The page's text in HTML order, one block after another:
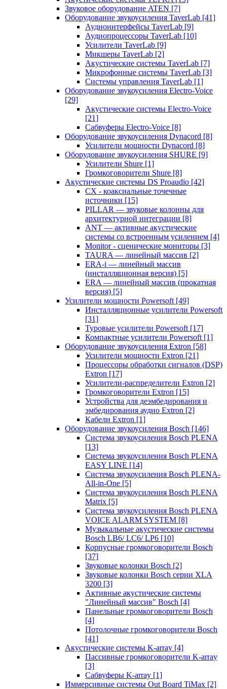
Звуковое оборудование ATEN [7]
Оборудование звукоусиления TaverLab [41]
Аудиоинтерфейсы TaverLab [9]
Аудиопроцессоры TaverLab [10]
Усилители TaverLab [9]
Микшеры TaverLab [2]
Акустические системы TaverLab [7]
Микрофонные системы TaverLab [3]
Системы управления TaverLab [1]
Оборудование звукоусиления Electro-Voice
[29]
Акустические системы Electro-Voice
[21]
Сабвуферы Electro-Voice [8]
Оборудование звукоусиления Dynacord [8]
Усилители мощности Dynacord [8]
Оборудование звукоусиления SHURE [9]
Усилители Shure [1]
Громкоговорители Shure [8]
Акустические системы DS Proaudio [42]
CX - коаксиальные точечные
источники [15]
PILLAR — звуковые колонны для
архитектурной интеграции [8]
ANT — активные акустические
системы со встроенным усилением [4]
Monitor - сценические мониторы [3]
TAURA — линейный массив [2]
ERA-i — линейный массив
(инсталляционная версия) [5]
ERA — линейный массив (прокатная
версия) [5]
Усилители мощности Powersoft [49]
Инсталляционные усилители Powersoft
[31]
Туровые усилители Powersoft [17]
Компактные усилители Powersoft [1]
Оборудование звукоусиления Extron [58]
Усилители мощности Extron [21]
Процессоры обработки сигналов (DSP)
Extron [17]
Усилители-распределители Extron [2]
Громкоговорители Extron [15]
Устройства для деэмбедирования и
эмбедирования аудио Extron [2]
Кабели Extron [1]
Оборудование звукоусиления Bosch [146]
Система звукоусиления Bosch PLENA
[13]
Система звукоусиления Bosch PLENA
EASY LINE [14]
Система звукоусиления Bosch PLENA-
All-in-One [5]
Система звукоусиления Bosch PLENA
Matrix [5]
Система звукоусиления Bosch PLENA
VOICE ALARM SYSTEM [8]
Музыкальные акустические системы
Bosch LB6/ LC6/ LP6 [10]
Корпусные громкоговорители Bosch
[37]
Звуковые колонки Bosch [2]
Звуковые колонки Bosch серии XLA
3200 [3]
Активные акустические системы
"Линейный массив" Bosch [4]
Панельные громкоговорители Bosch
[4]
Потолочные громкоговорители Bosch
[41]
Акустические системы K-array [4]
Пассивные громкоговорители K-array
[3]
Сабвуферы K-array [1]
Иммерсивные системы Out Board TiMax [2]